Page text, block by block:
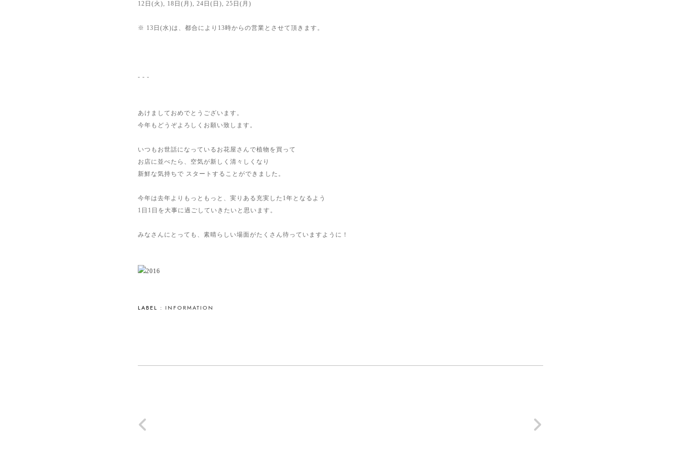
12日(火), 18日(月), 24日(日), 25日(月)
※ 13日(水)は、都合により13時からの営業とさせて頂きます。
- - -
あけましておめでとうございます。
今年もどうぞよろしくお願い致します。
いつもお世話になっているお花屋さんで植物を買って
お店に並べたら、空気が新しく清々しくなり
新鮮な気持ちで スタートすることができました。
今年は去年よりもっともっと、実りある充実した1年となるよう
1日1日を大事に過ごしていきたいと思います。
みなさんにとっても、素晴らしい場面がたくさん待っていますように！
LABEL : INFORMATION